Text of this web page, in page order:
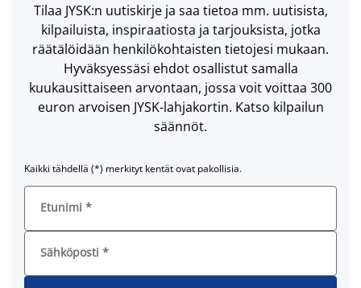
Tilaa JYSK:n uutiskirje ja saa tietoa mm. uutisista,
kilpailuista, inspiraatiosta ja tarjouksista, jotka
räätälöidään henkilökohtaisten tietojesi mukaan.
Hyväksyessäsi ehdot osallistut samalla
kuukausittaiseen arvontaan, jossa voit voittaa 300
euron arvoisen JYSK-lahjakortin. Katso kilpailun
säännöt.
Kaikki tähdellä (*) merkityt kentät ovat pakollisia.
Etunimi *
Sähköposti *